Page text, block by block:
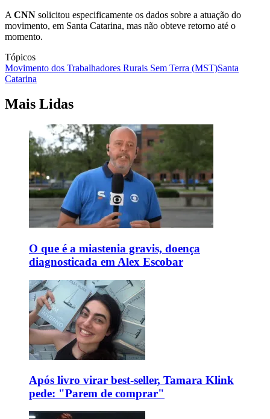
A CNN solicitou especificamente os dados sobre a atuação do
movimento, em Santa Catarina, mas não obteve retorno até o
momento.
Tópicos
Movimento dos Trabalhadores Rurais Sem Terra (MST)Santa
Catarina
Mais Lidas
O que é a miastenia gravis, doença
diagnosticada em Alex Escobar
Após livro virar best-seller, Tamara Klink
pede: "Parem de comprar"